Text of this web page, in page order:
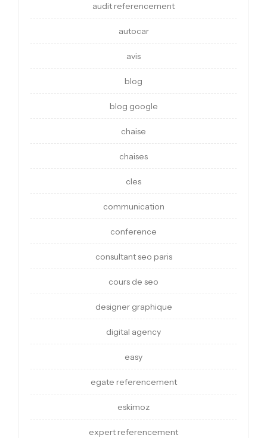
audit referencement
autocar
avis
blog
blog google
chaise
chaises
cles
communication
conference
consultant seo paris
cours de seo
designer graphique
digital agency
easy
egate referencement
eskimoz
expert referencement